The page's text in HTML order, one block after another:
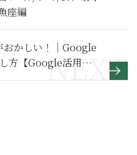
座編
かしい！｜Google
方【Google活用基